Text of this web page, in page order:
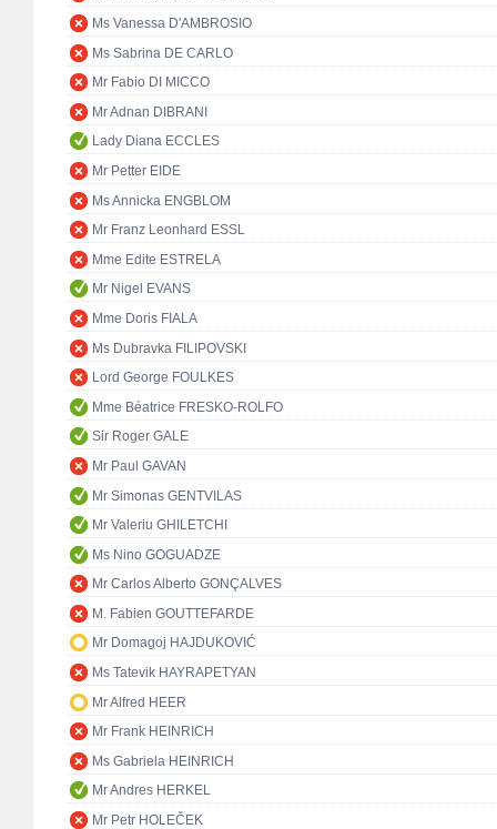
Ms Vanessa D'AMBROSIO
Ms Sabrina DE CARLO
Mr Fabio DI MICCO
Mr Adnan DIBRANI
Lady Diana ECCLES
Mr Petter EIDE
Ms Annicka ENGBLOM
Mr Franz Leonhard ESSL
Mme Edite ESTRELA
Mr Nigel EVANS
Mme Doris FIALA
Ms Dubravka FILIPOVSKI
Lord George FOULKES
Mme Béatrice FRESKO-ROLFO
Sir Roger GALE
Mr Paul GAVAN
Mr Simonas GENTVILAS
Mr Valeriu GHILETCHI
Ms Nino GOGUADZE
Mr Carlos Alberto GONÇALVES
M. Fabien GOUTTEFARDE
Mr Domagoj HAJDUKOVIĆ
Ms Tatevik HAYRAPETYAN
Mr Alfred HEER
Mr Frank HEINRICH
Ms Gabriela HEINRICH
Mr Andres HERKEL
Mr Petr HOLEČEK